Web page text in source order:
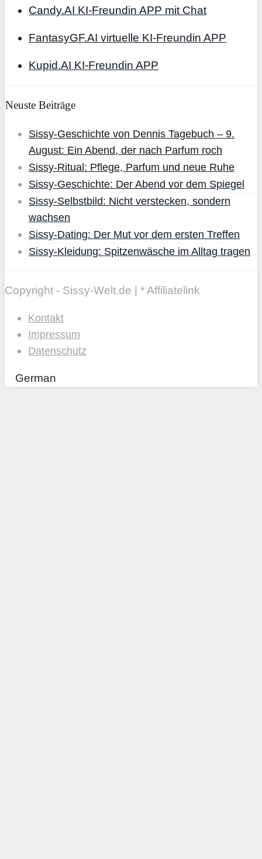
Candy.AI KI-Freundin APP mit Chat
FantasyGF.AI virtuelle KI-Freundin APP
Kupid.AI KI-Freundin APP
Neuste Beiträge
Sissy-Geschichte von Dennis Tagebuch – 9.
August: Ein Abend, der nach Parfum roch
Sissy-Ritual: Pflege, Parfum und neue Ruhe
Sissy-Geschichte: Der Abend vor dem Spiegel
Sissy-Selbstbild: Nicht verstecken, sondern
wachsen
Sissy-Dating: Der Mut vor dem ersten Treffen
Sissy-Kleidung: Spitzenwäsche im Alltag tragen
Copyright - Sissy-Welt.de | * Affiliatelink
Kontakt
Impressum
Datenschutz
German